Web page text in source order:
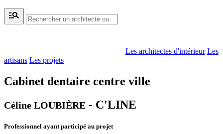
manage_search
Les architectes d'intérieur Les
artisans Les projets
Cabinet dentaire centre ville
Céline LOUBIÈRE - C'LINE
Professionnel ayant participé au projet